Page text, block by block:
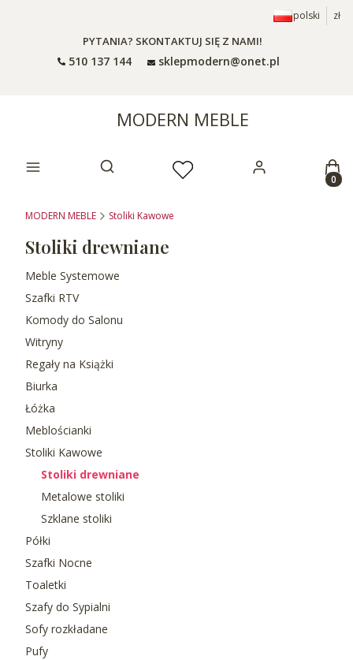
polski zł
PYTANIA? SKONTAKTUJ SIĘ Z NAMI!
510 137 144 sklepmodern@onet.pl
MODERN MEBLE
Otwórz wyszukiwarkę
MODERN MEBLE Stoliki Kawowe
Stoliki drewniane
Meble Systemowe
Szafki RTV
Komody do Salonu
Witryny
Regały na Książki
Biurka
Łóżka
Meblościanki
Stoliki Kawowe
Stoliki drewniane
Metalowe stoliki
Szklane stoliki
Półki
Szafki Nocne
Toaletki
Szafy do Sypialni
Sofy rozkładane
Pufy